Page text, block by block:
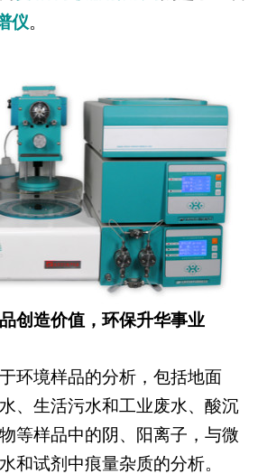
仪。
造价值，环保升华事业
环境样品的分析，包括地面
、生活污水和工业废水、酸沉
等样品中的阴、阳离子，与微
和试剂中痕量杂质的分析。